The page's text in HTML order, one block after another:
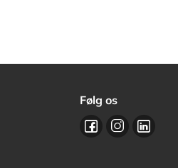
Følg os